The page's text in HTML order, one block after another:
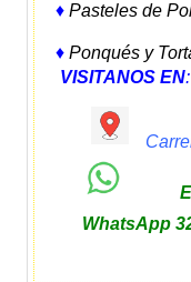
♦ Pasteles de
♦ Ponqués y
VISITANOS EN:
WhatsApp